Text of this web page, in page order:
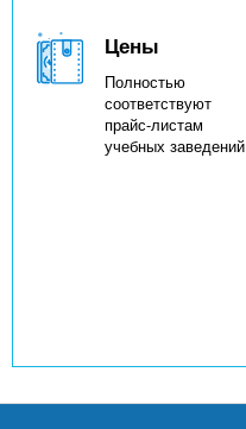
Цены
Полностью
соответствуют
прайс-листам
учебных заведений